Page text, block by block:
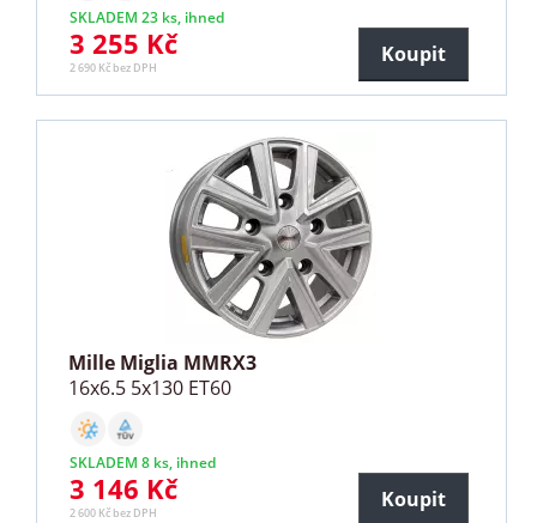
SKLADEM 23 ks, ihned
3 255 Kč
2 690 Kč bez DPH
Koupit
Mille Miglia MMRX3
16x6.5 5x130 ET60
SKLADEM 8 ks, ihned
3 146 Kč
2 600 Kč bez DPH
Koupit